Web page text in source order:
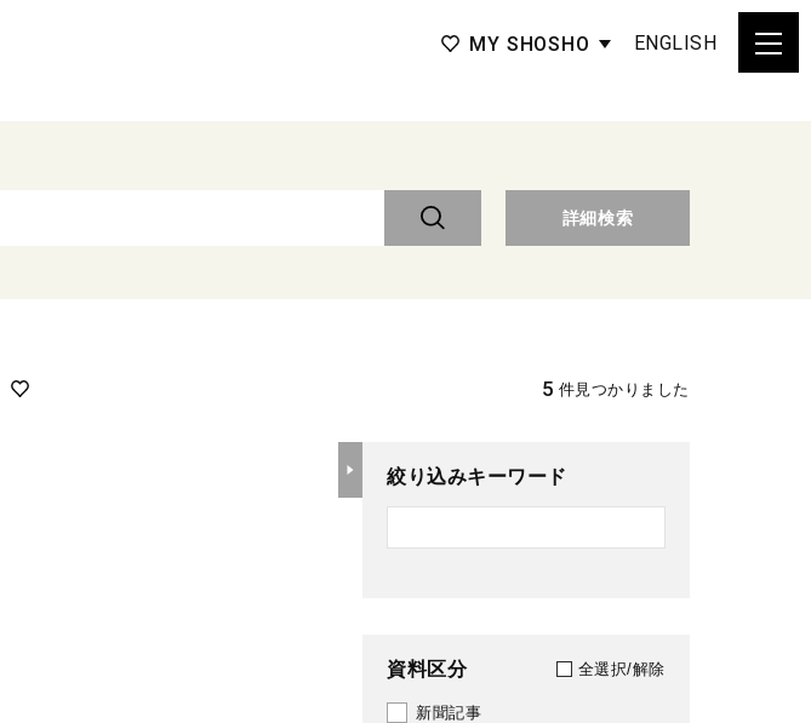
MY SHOSHO ENGLISH
詳細検索
5 件見つかりました
絞り込みキーワード
資料区分 全選択/解除
新聞記事